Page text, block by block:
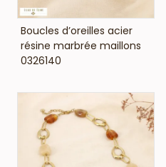
VOIR LE PRIX
Boucles d’oreilles acier
résine marbrée maillons
0326140